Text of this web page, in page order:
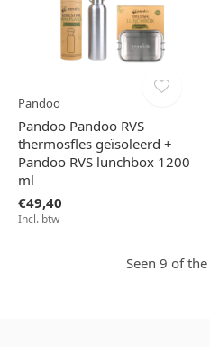
Pandoo
Pandoo Pandoo RVS
thermosfles geïsoleerd +
Pandoo RVS lunchbox 1200
ml
€49,40
Incl. btw
Seen 9 of